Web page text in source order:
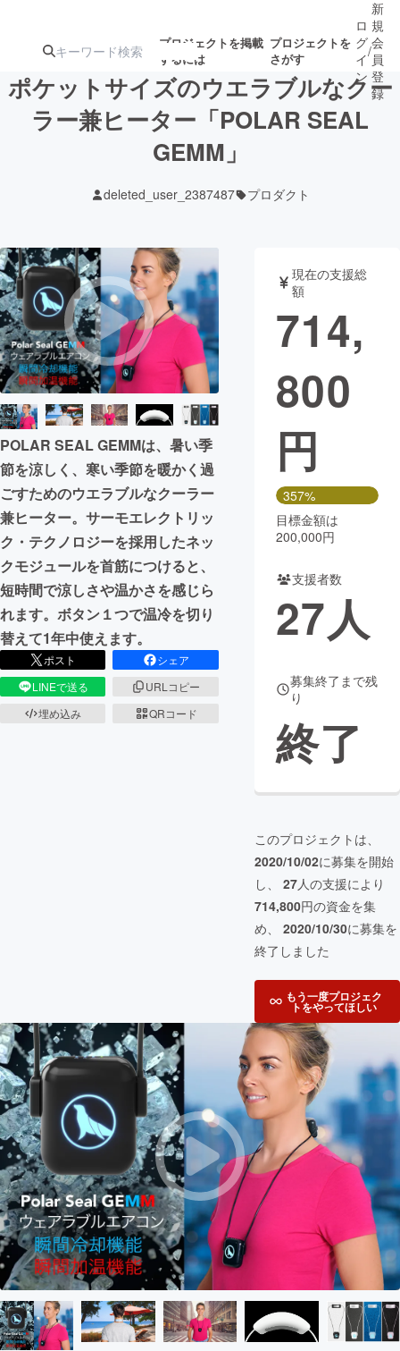
プロジェクトを掲載
するには
プロジェクトを
さがす
注目の新着プロ募集終了が近いプ
テクノロジー・ガジェット
映像・映画 書籍・雑誌
ビジネス・起業 チャレンジ
まちづくり・地域活性化
CAMPFIRE for Social Good
CAMPFIRE Creation
CAMPFIREふるさと納税machi-ya コミュニティ
ロ
グ
イ
ン
/
新
規
会
員
登
録
ポケットサイズのウエラブルなクー
ラー兼ヒーター「POLAR SEAL
GEMM」
deleted_user_2387487 プロダクト
POLAR SEAL GEMMは、暑い季
節を涼しく、寒い季節を暖かく過
ごすためのウエラブルなクーラー
兼ヒーター。サーモエレクトリッ
ク・テクノロジーを採用したネッ
クモジュールを首筋につけると、
短時間で涼しさや温かさを感じら
れます。ボタン１つで温冷を切り
替えて1年中使えます。
ポスト
シェア
LINEで送る
URLコピー
埋め込み
QRコード
現在の支援総
額
714,
800
円
357%
目標金額は
200,000円
支援者数
27人
募集終了まで残
り
終了
このプロジェクトは、
2020/10/02に募集を開始
し、 27人の支援により
714,800円の資金を集
め、 2020/10/30に募集を
終了しました
もう一度プロジェク
トをやってほしい